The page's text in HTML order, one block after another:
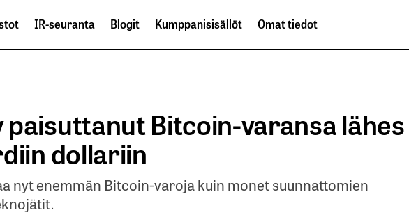
IR-seuranta Blogit Kumppanisisällöt Omat tiedot
Bitcoin-varansa lähes
dollariin
nyt enemmän Bitcoin-varoja kuin monet suunnattomien